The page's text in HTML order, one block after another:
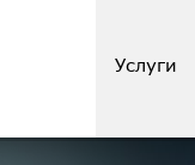
Услуги